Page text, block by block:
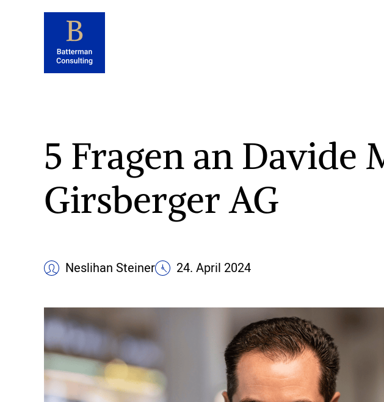
5 Fragen an Davide
Girsberger AG
Neslihan Steiner 24. April 2024